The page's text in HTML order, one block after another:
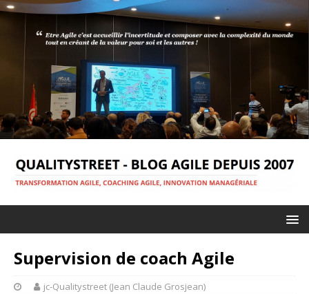
Supervision de coach Agile
jc-Qualitystreet (Jean Claude Grosjean)